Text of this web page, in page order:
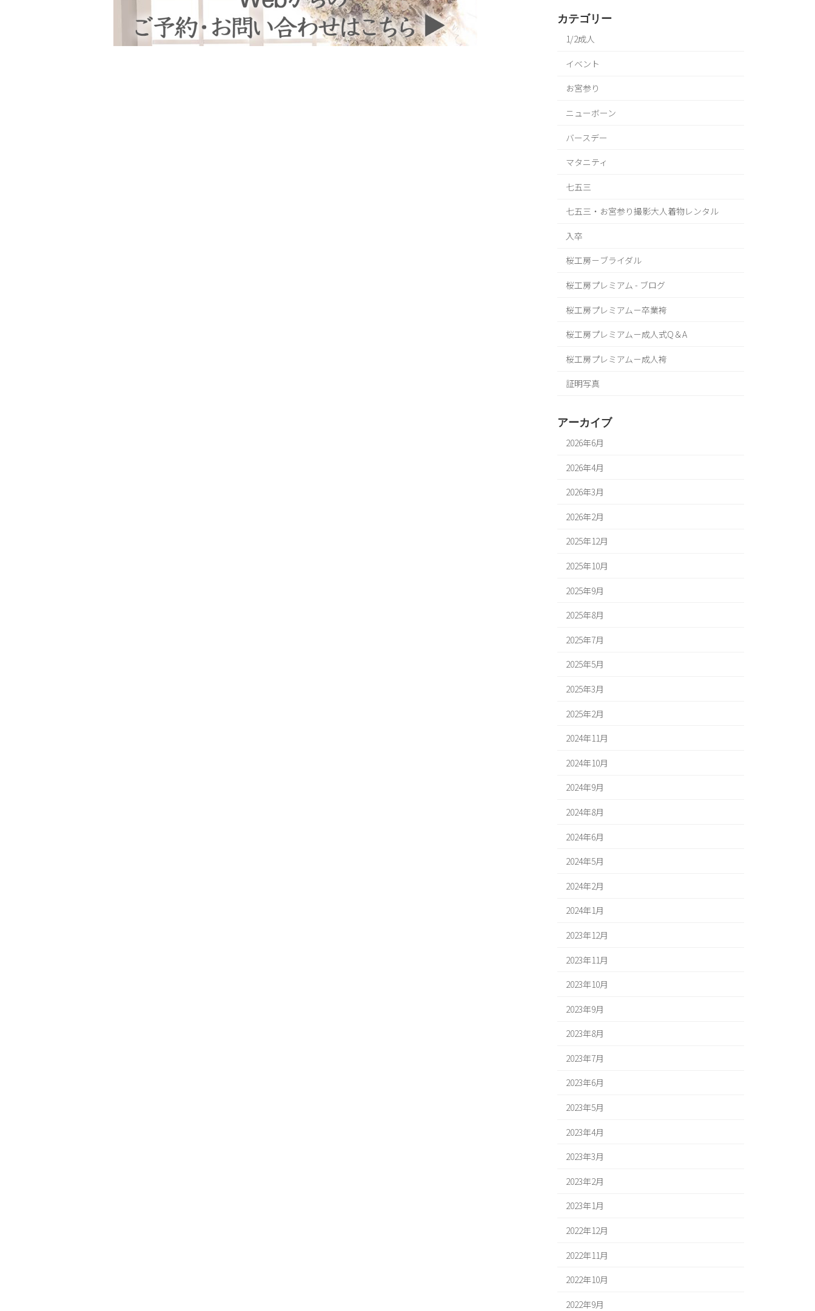
カテゴリー
1/2成人
イベント
お宮参り
ニューボーン
バースデー
マタニティ
七五三
七五三・お宮参り撮影大人着物レンタル
入卒
桜工房－ブライダル
桜工房プレミアム - ブログ
桜工房プレミアム－卒業袴
桜工房プレミアム－成人式Q＆A
桜工房プレミアム－成人袴
証明写真
アーカイブ
2026年6月
2026年4月
2026年3月
2026年2月
2025年12月
2025年10月
2025年9月
2025年8月
2025年7月
2025年5月
2025年3月
2025年2月
2024年11月
2024年10月
2024年9月
2024年8月
2024年6月
2024年5月
2024年2月
2024年1月
2023年12月
2023年11月
2023年10月
2023年9月
2023年8月
2023年7月
2023年6月
2023年5月
2023年4月
2023年3月
2023年2月
2023年1月
2022年12月
2022年11月
2022年10月
2022年9月